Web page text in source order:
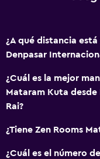
¿A qué distancia
Denpasar
¿Cuál es la mejor
Mataram Kuta
Rai?
¿Tiene Zen Rooms
¿Cuál es el número